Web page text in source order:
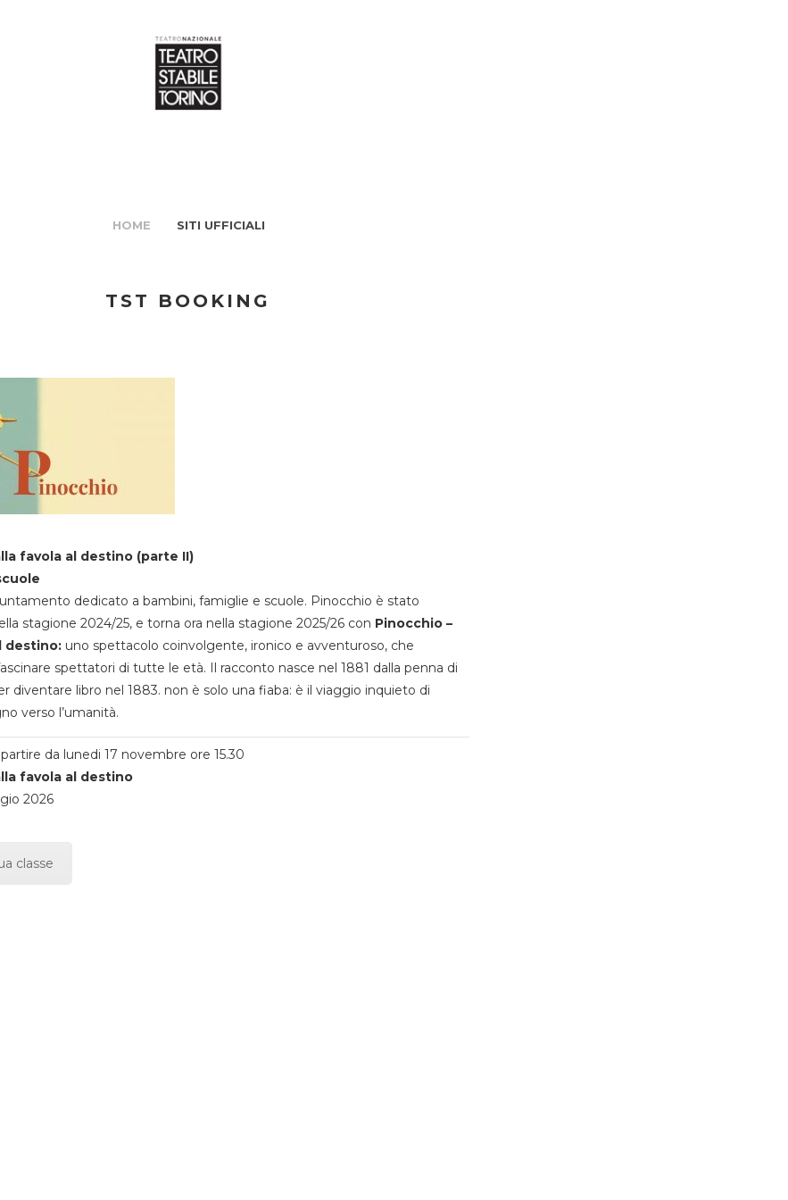
HOME SITI UFFICIALI
TST BOOKING
favola al destino (parte II)
dedicato a bambini, famiglie e scuole. Pinocchio è stato
stagione 2024/25, e torna ora nella stagione 2025/26 con Pinocchio –
destino:uno spettacolo coinvolgente, ironico e avventuroso, che
spettatori di tutte le età. Il racconto nasce nel 1881 dalla penna di
diventare libro nel 1883. non è solo una fiaba: è il viaggio inquieto di
verso l’umanità.
da lunedi 17 novembre ore 15.30
favola al destino
2026
classe